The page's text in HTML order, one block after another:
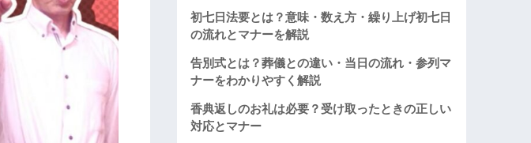
初七日法要とは？意味・数え方・繰り上げ初七日
の流れとマナーを解説
告別式とは？葬儀との違い・当日の流れ・参列マ
ナーをわかりやすく解説
香典返しのお礼は必要？受け取ったときの正しい
対応とマナー